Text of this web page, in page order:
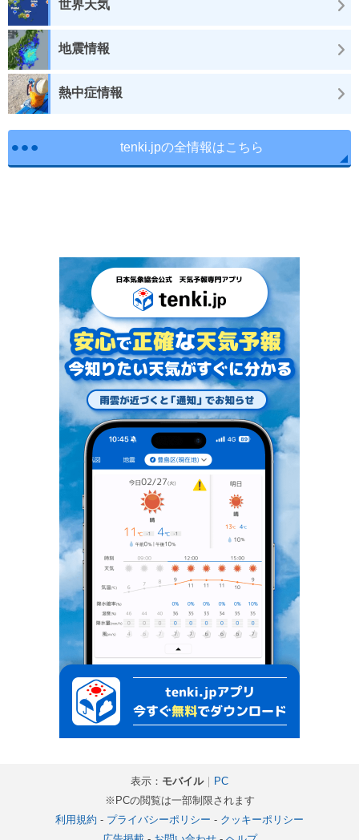
世界天気
地震情報
熱中症情報
tenki.jpの全情報はこちら
表示： モバイル｜
PC
※PCの閲覧は一部制限されます
利用規約 - プライバシーポリシー - クッキーポリシー